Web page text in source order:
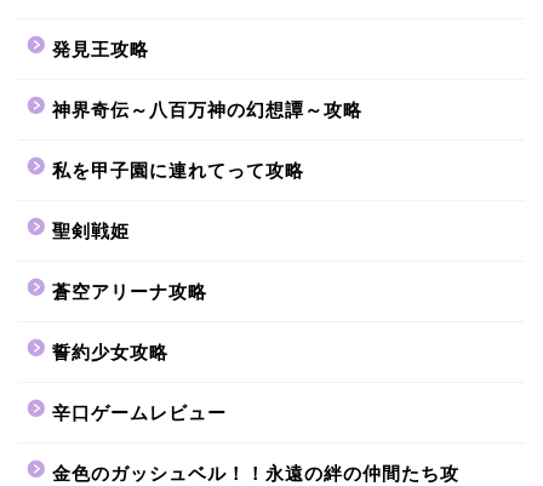
発見王攻略
神界奇伝～八百万神の幻想譚～攻略
私を甲子園に連れてって攻略
聖剣戦姫
蒼空アリーナ攻略
誓約少女攻略
辛口ゲームレビュー
金色のガッシュベル！！永遠の絆の仲間たち攻